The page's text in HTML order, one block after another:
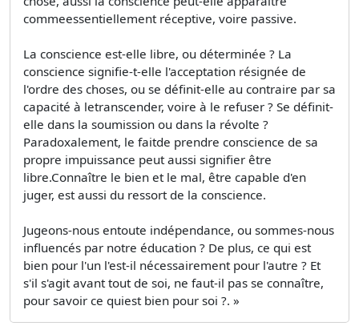
commeessentiellement réceptive, voire passive.
La conscience est-elle libre, ou déterminée ? La
conscience signifie-t-elle l'acceptation résignée de
l'ordre des choses, ou se définit-elle au contraire par sa
capacité à letranscender, voire à le refuser ? Se définit-
elle dans la soumission ou dans la révolte ?
Paradoxalement, le faitde prendre conscience de sa
propre impuissance peut aussi signifier être
libre.Connaître le bien et le mal, être capable d'en
juger, est aussi du ressort de la conscience.
Jugeons-nous entoute indépendance, ou sommes-nous
influencés par notre éducation ? De plus, ce qui est
bien pour l'un l'est-il nécessairement pour l'autre ? Et
s'il s'agit avant tout de soi, ne faut-il pas se connaître,
pour savoir ce quiest bien pour soi ?. »